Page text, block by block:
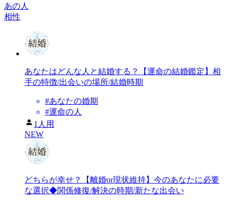
あの人
相性
あなたはどんな人と結婚する？【運命の結婚鑑定】相
手の特徴/出会いの場所/結婚時期
#あなたの婚期
#運命の人
1人用
NEW
どちらが幸せ？【離婚or現状維持】今のあなたに必要
な選択◆関係修復/解決の時期/新たな出会い